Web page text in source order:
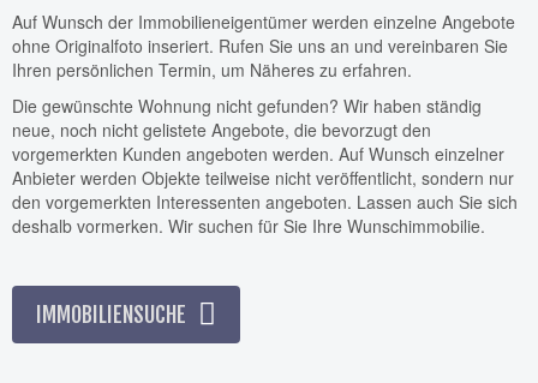
Auf Wunsch der Immobilieneigentümer werden einzelne Angebote
ohne Originalfoto inseriert. Rufen Sie uns an und vereinbaren Sie
Ihren persönlichen Termin, um Näheres zu erfahren.
Die gewünschte Wohnung nicht gefunden? Wir haben ständig
neue, noch nicht gelistete Angebote, die bevorzugt den
vorgemerkten Kunden angeboten werden. Auf Wunsch einzelner
Anbieter werden Objekte teilweise nicht veröffentlicht, sondern nur
den vorgemerkten Interessenten angeboten. Lassen auch Sie sich
deshalb vormerken. Wir suchen für Sie Ihre Wunschimmobilie.
IMMOBILIENSUCHE